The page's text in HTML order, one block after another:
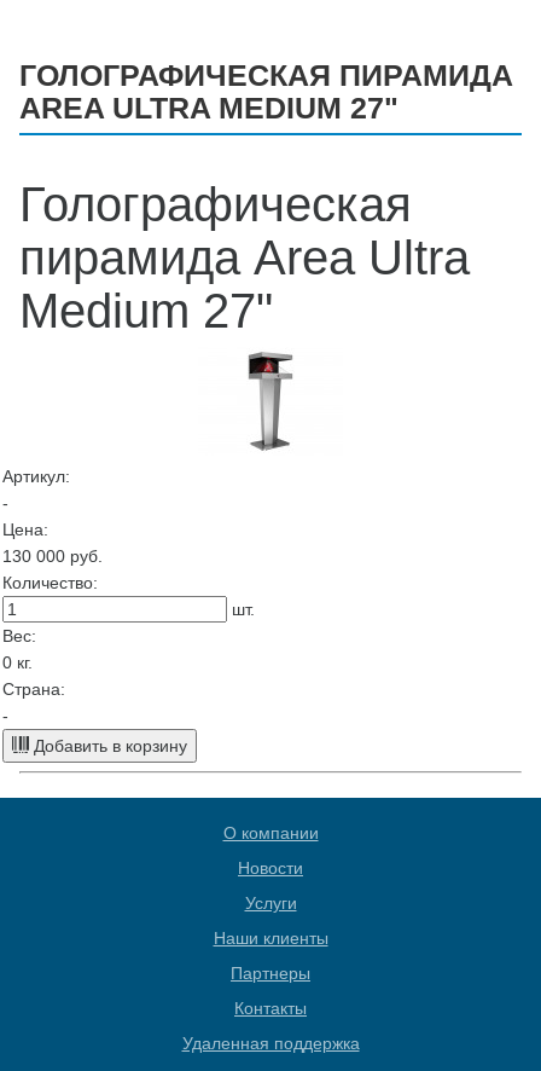
ГОЛОГРАФИЧЕСКАЯ ПИРАМИДА
AREA ULTRA MEDIUM 27"
Голографическая
пирамида Area Ultra
Medium 27"
Артикул:
-
Цена:
130 000 руб.
Количество:
шт.
Вес:
0 кг.
Страна:
-
Добавить в корзину
О компании
Новости
Услуги
Наши клиенты
Партнеры
Контакты
Удаленная поддержка